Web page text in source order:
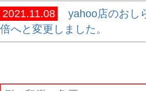
2021.11.08
yahoo店のおし
倍へと変更しました。
レビュー順
キーワードヒット順
検索